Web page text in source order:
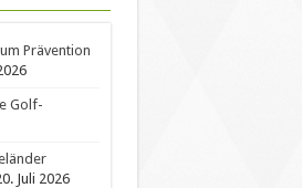
Prävention
Golf-
Juli 2026